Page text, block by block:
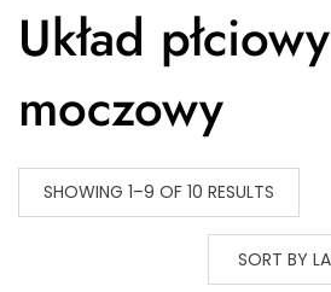
Układ
moczowy
SHOWING 1–9 OF 10 RESULTS